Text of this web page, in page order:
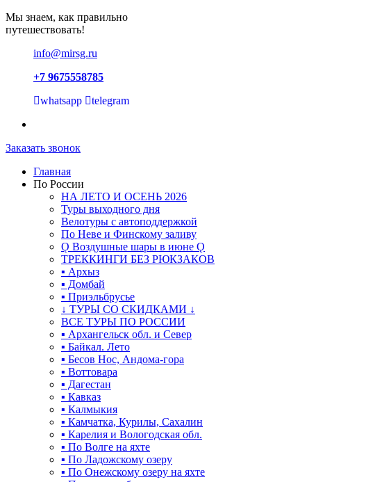
Мы знаем, как правильно
путешествовать!
info@mirsg.ru
+7 9675558785
whatsapp
telegram
Заказать звонок
Главная
По России
НА ЛЕТО И ОСЕНЬ 2026
Туры выходного дня
Велотуры с автоподдержкой
По Неве и Финскому заливу
Ǫ Воздушные шары в июне Ǫ
ТРЕККИНГИ БЕЗ РЮКЗАКОВ
▪ Архыз
▪ Домбай
▪ Приэльбрусье
↓ ТУРЫ СО СКИДКАМИ ↓
ВСЕ ТУРЫ ПО РОССИИ
▪ Архангельск обл. и Север
▪ Байкал. Лето
▪ Бесов Нос, Андома-гора
▪ Воттовара
▪ Дагестан
▪ Кавказ
▪ Калмыкия
▪ Камчатка, Курилы, Сахалин
▪ Карелия и Вологодская обл.
▪ По Волге на яхте
▪ По Ладожскому озеру
▪ По Онежскому озеру на яхте